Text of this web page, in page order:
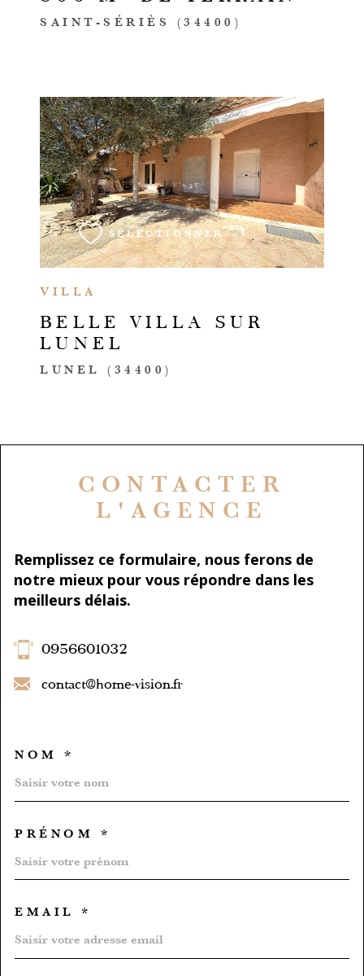
SAINT-SÉRIÈS (34400)
VILLA
BELLE VILLA SUR
LUNEL
LUNEL (34400)
SÉLECTIONNER
VOIR LE BIEN
CONTACTER
L'AGENCE
Remplissez ce formulaire, nous ferons de
notre mieux pour vous répondre dans les
meilleurs délais.
0956601032
contact@home-vision.fr
NOM *
PRÉNOM *
EMAIL *